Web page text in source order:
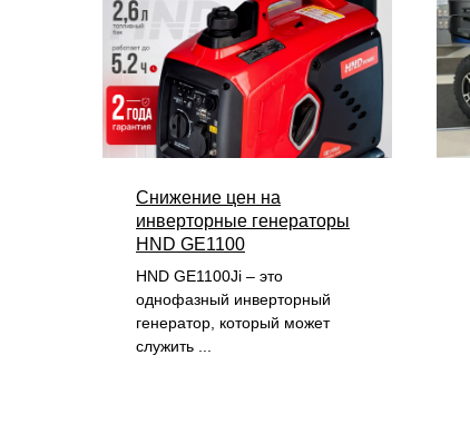
Cнижение цен на
инверторные генераторы
HND GE1100
HND GE1100Ji – это
однофазный инверторный
генератор, который может
служить ...